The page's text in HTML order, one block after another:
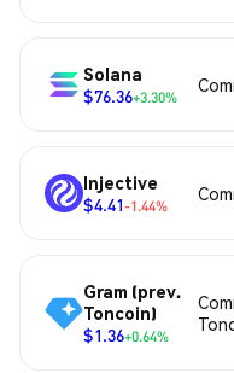
Solana
$76.36+3.30%
Injective
$4.41-1.44%
Gram (prev.
Toncoin)
$1.36+0.64%